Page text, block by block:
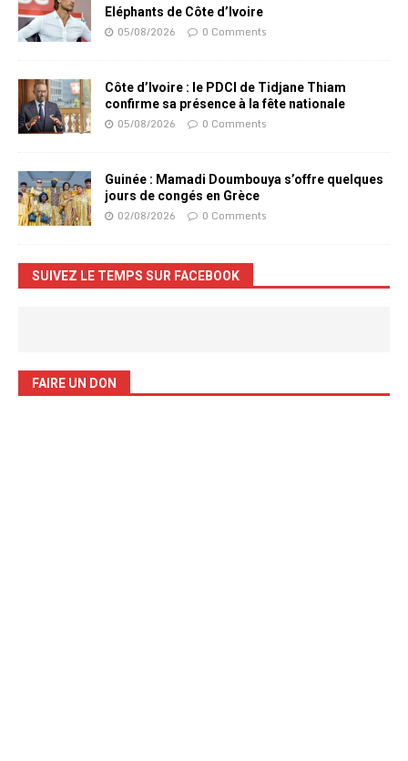
Eléphants de Côte d’Ivoire
05/08/2026 0 Comments
Côte d’Ivoire : le PDCI de Tidjane Thiam
confirme sa présence à la fête nationale
05/08/2026 0 Comments
Guinée : Mamadi Doumbouya s’offre quelques
jours de congés en Grèce
02/08/2026 0 Comments
SUIVEZ LE TEMPS SUR FACEBOOK
FAIRE UN DON